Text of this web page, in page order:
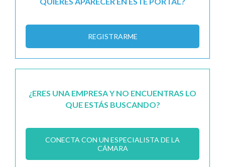
REGISTRARME
¿ERES UNA EMPRESA Y NO ENCUENTRAS LO
QUE ESTÁS BUSCANDO?
CONECTA CON UN ESPECIALISTA DE LA
CÁMARA